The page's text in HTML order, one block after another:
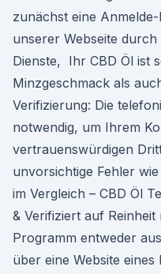
zunächst eine
unserer Webseite
Dienste, Ihr CBD Öl ist
Minzgeschmack als
Verifizierung: Die
notwendig, um Ihrem
vertrauenswürdigen
unvorsichtige Fehler
im Vergleich – CBD Öl
& Verifiziert auf
Programm entweder
über eine Website